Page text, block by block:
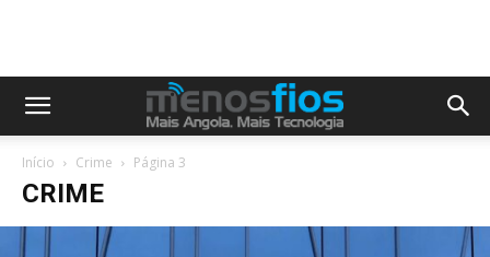
Início Crime Página 3
CRIME